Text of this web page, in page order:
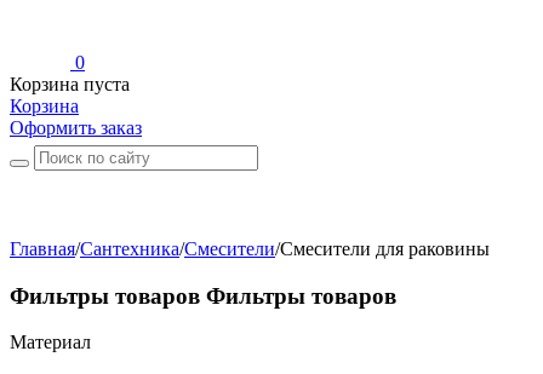
0
Корзина пуста
Корзина
Оформить заказ
Главная/Сантехника/Смесители/Смесители для раковины
Фильтры товаров Фильтры товаров
Материал